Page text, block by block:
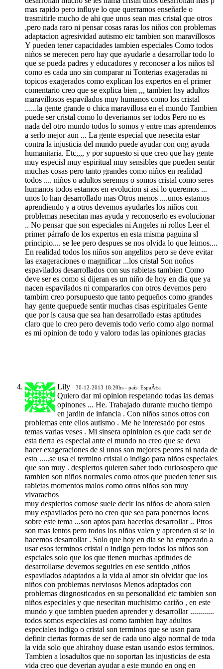
mas rapido pero influye lo que querramos enseñarle o
trasmitirle mucho de ahi que unos sean mas cristal que otros
,pero nada raro ni pensar cosas raras los niños con problemas
adaptacion agresividad autismo etc tambien son maravillosos
Y pueden tener capacidades tambien especiales Como todos
niños se merecen pero hay que ayudarle a desarrollar todo lo
que se pueda padres y educadores y reconoser a los niños tsl
como es cada uno sin comparar ni Tonterias exageradas ni
topicos exagerados como explican los expertos en el primer
comentario creo que se explica bien ,,, tambien hsy adultos
maravillosos espavilados muy humanos como los cristal
......la gente grande o chica maravillosa en el mundo Tambien
puede ser cristal como lo deveriamos ser todos Pero no es
nada del otro mundo todos lo somos y entre mas aprendemos
a serlo mejor aun ... La gente especial que nesecita estar
contra la injusticia del mundo puede ayudar con ong ayuda
humanitaria. Etc,,,, y por supuesto si que creo que hay gente
muy especisl muy espiritual muy sensibles que pueden sentir
muchas cosas pero tanto grandes como niños en realidad
todos .... niños o adultos seremos o somos cristal como seres
humanos todos estamos en evolucion si asi lo queremos ...
unos lo han desarrollado mas Otros menos ....unos estamos
aprendiendo y a otros devemos ayudarles los niños con
problemas nesecitan mas ayuda y reconoserlo es evolucionar
.. No pensar que son especiales ni Angeles ni rollos Leer el
primer párrafo de los expertos en esta misma paguina sl
principio.... se lee pero despues se nos olvida lo que leimos....
En realidad todos los niños son angelitos pero se deve evitar
las exageraciones o magnificar ...los cristal Son noños
espavilados desarrollados con sus rabietas tambien Como
deve ser es como si dijeran es un niño de hoy en dia que ya
nacen espavilados ni compararlos con otros devemos pero
tambirn creo porsupuesto que tanto pequeños como grandes
hay gente quepuede sentir muchas cisas espirituales Gente
que por ls causa que sea han desarrollado estas aptitudes
claro que lo creo pero devemis todo verlo como algo normal
es mi opinion de todo y valoro todas las opiniones gracias
Lily 30-12-2013 18:20hs - país: EspaÃ±a
Quiero dar mi opinion respetando todas las demas
opinones ... He. Trabajado durante mucho tiempo
en jardin de infancia . Con niños sanos otros con
problemas ente ellos autismo . Me he interesado por estos
temas varias veses . Mi sinsera opininion es que cada ser de
esta tierra es especial ante el mundo no creo que se deva
hacer exageraciones de si unos son mejores peores ni nada de
esto .....se usa el termino cristal o indigo para niños especiales
que son muy . despiertos quieren saber todo curiosospero que
tambien son niños normales como otros que pueden tener sus
rabietas momentos malos como otros niños son muy
vivarachos
muy despiertos comose suele decir los niños de ahora salen
muy espavilados pero no creo que sea para ponernos locos
sobre este tema ...son aptos para hacerlos desarrollar .. Ptros
son mas lentos pero todos los niños valen y aprenden si se lo
hacemos desarrollar . Solo que hoy en dia se ha empezado a
usar esos terminos cristal o indigo pero todos los niños son
espciales solo que los que tienen muchas aptitudes de
desarrollarse devemos seguirles en ese sentido ,niños
espavilados adaptados a la vida al amor sin olvidar que los
niños con problemas nerviosos Menos adaptados con
problemas diagnosticados en su personalidad etc tambien son
niños especiales y que nesecitan muchisimo cariño , en este
mundo y que tambien pueden aprender y desarrollar ............
todos somos especiales asi como tambien hay adultos
especiales indigo o cristal son terminos que se usan para
definir ciertas formas de ser de cada uno algo normal de toda
la vida solo que ahirahoy duase estan usando estos terminos.
Tambien a losadultos que no soportan las injusticias de esta
vida creo que deverian ayudar a este mundo en ong en